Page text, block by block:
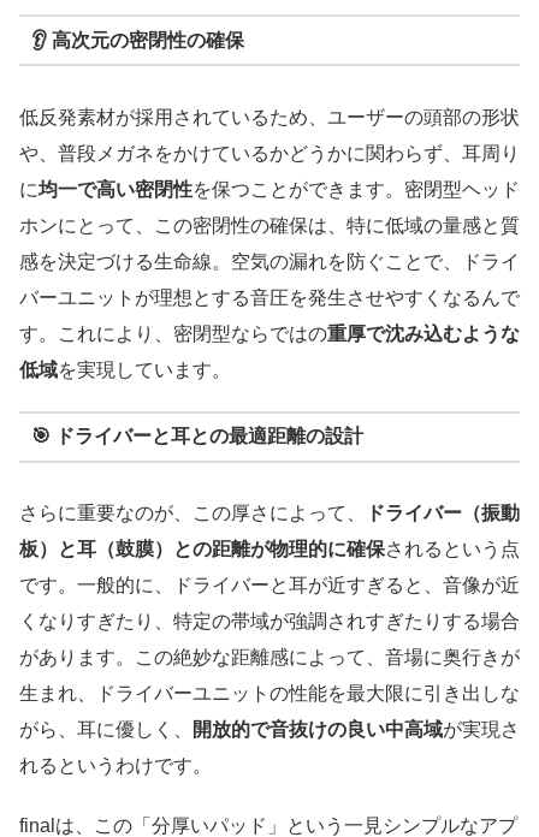
👂 高次元の密閉性の確保
低反発素材が採用されているため、ユーザーの頭部の形状
や、普段メガネをかけているかどうかに関わらず、耳周り
に均一で高い密閉性を保つことができます。密閉型ヘッド
ホンにとって、この密閉性の確保は、特に低域の量感と質
感を決定づける生命線。空気の漏れを防ぐことで、ドライ
バーユニットが理想とする音圧を発生させやすくなるんで
す。これにより、密閉型ならではの重厚で沈み込むような
低域を実現しています。
🎯 ドライバーと耳との最適距離の設計
さらに重要なのが、この厚さによって、
ドライバー（振動
板）と耳（鼓膜）との距離が物理的に確保されるという点
です。一般的に、ドライバーと耳が近すぎると、音像が近
くなりすぎたり、特定の帯域が強調されすぎたりする場合
があります。この絶妙な距離感によって、音場に奥行きが
生まれ、ドライバーユニットの性能を最大限に引き出しな
がら、耳に優しく、
開放的で音抜けの良い中高域が実現さ
れるというわけです。
finalは、この「分厚いパッド」という一見シンプルなアプ